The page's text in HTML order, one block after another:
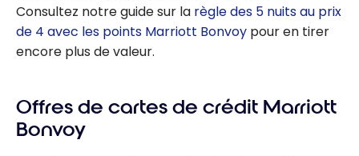
Consultez notre guide sur la règle des 5 nuits au prix
de 4 avec les points Marriott Bonvoy pour en tirer
encore plus de valeur.
Offres de cartes de crédit Marriott
Bonvoy